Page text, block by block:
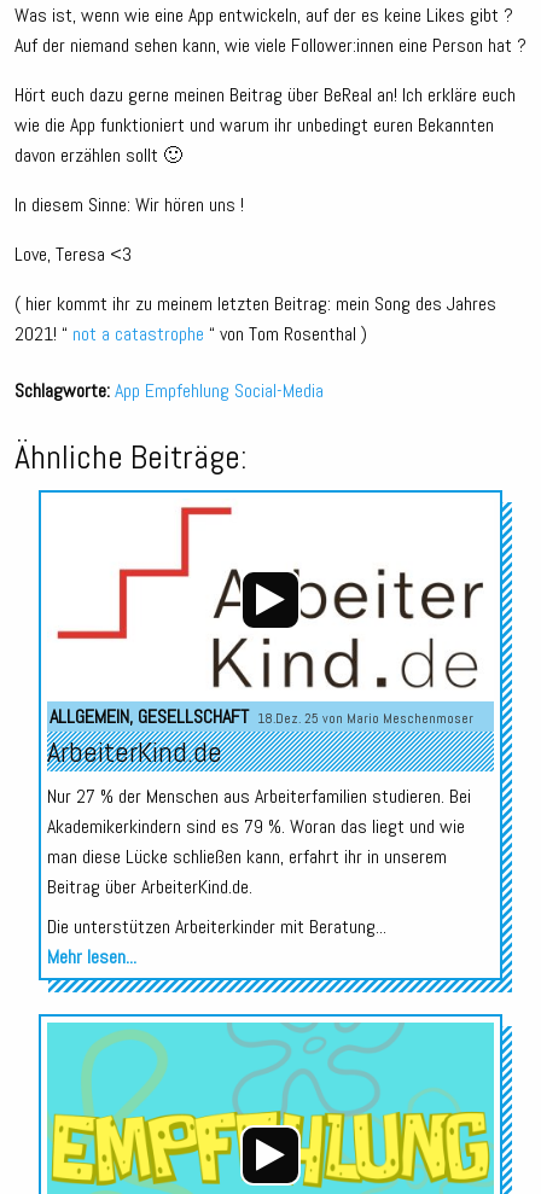
Was ist, wenn wie eine App entwickeln, auf der es keine Likes gibt ?
Auf der niemand sehen kann, wie viele Follower:innen eine Person hat ?
Hört euch dazu gerne meinen Beitrag über BeReal an! Ich erkläre euch
wie die App funktioniert und warum ihr unbedingt euren Bekannten
davon erzählen sollt 🙂
In diesem Sinne: Wir hören uns !
Love, Teresa <3
( hier kommt ihr zu meinem letzten Beitrag: mein Song des Jahres
2021! “ not a catastrophe “ von Tom Rosenthal )
Schlagworte:App Empfehlung Social-Media
Ähnliche Beiträge:
Audio-
Player
ALLGEMEIN, GESELLSCHAFT 18.Dez. 25 von Mario Meschenmoser
ArbeiterKind.de
Nur 27 % der Menschen aus Arbeiterfamilien studieren. Bei
Akademikerkindern sind es 79 %. Woran das liegt und wie
man diese Lücke schließen kann, erfahrt ihr in unserem
Beitrag über ArbeiterKind.de.
Die unterstützen Arbeiterkinder mit Beratung...
Mehr lesen...
Audio-
Player